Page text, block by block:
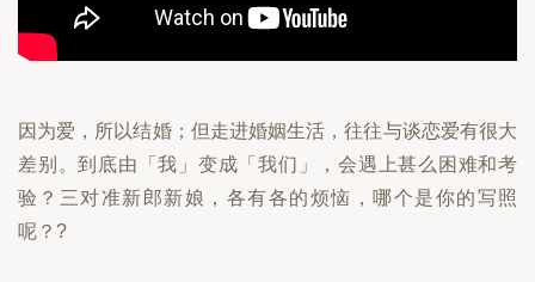
因为爱，所以结婚；但走进婚姻生活，往往与谈恋爱有很大
差别。到底由「我」变成「我们」，会遇上甚么困难和考
验？三对准新郎新娘，各有各的烦恼，哪个是你的写照
呢？?